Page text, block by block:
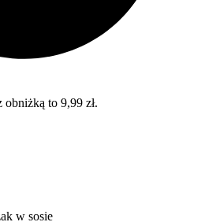
to 9,99 zł.
w sosie